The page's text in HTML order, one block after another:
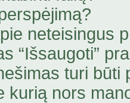
neteisingus
“Išsaugoti”
turi būti
kurią nors